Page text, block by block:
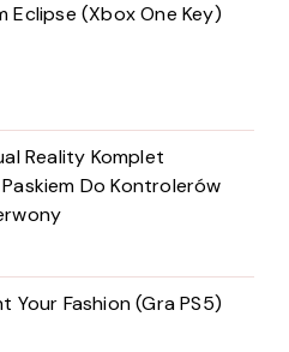
Eclipse (Xbox One Key)
Reality Komplet
Do Kontrolerów
Your Fashion (Gra PS5)